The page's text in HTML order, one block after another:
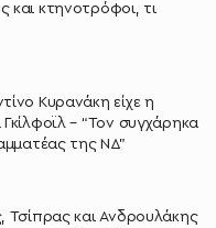
και κτηνοτρόφοι, τι
Κυρανάκη είχε η
– “Τον συγχάρηκα
της ΝΔ”
Τσίπρας και Ανδρουλάκης